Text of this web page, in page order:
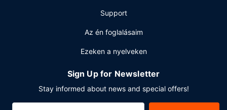
Support
Az én foglalásaim
Ezeken a nyelveken
Sign Up for Newsletter
Stay informed about news and special offers!